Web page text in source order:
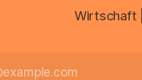
Wirtschaft